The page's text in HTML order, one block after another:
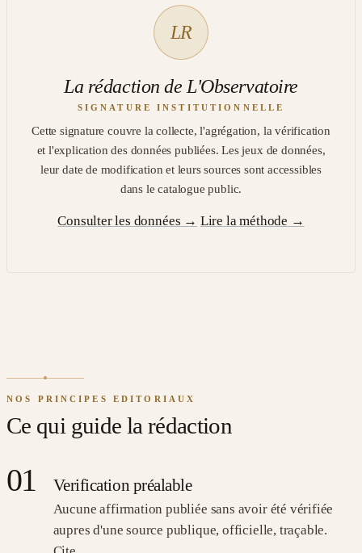
LR
La rédaction de L'Observatoire
SIGNATURE INSTITUTIONNELLE
Cette signature couvre la collecte, l'agrégation, la vérification
et l'explication des données publiées. Les jeux de données,
leur date de modification et leurs sources sont accessibles
dans le catalogue public.
Consulter les données → Lire la méthode →
NOS PRINCIPES EDITORIAUX
Ce qui guide la rédaction
01 Verification préalable
Aucune affirmation publiée sans avoir été vérifiée
aupres d'une source publique, officielle, traçable.